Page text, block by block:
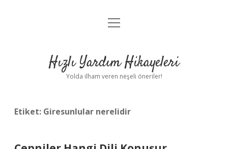
Anasayfa
Yasal Uyarı
menüyü
Hızlı Yardım Hikayeleri
Yolda ilham veren neşeli öneriler!
Etiket: Giresunlular nerelidir